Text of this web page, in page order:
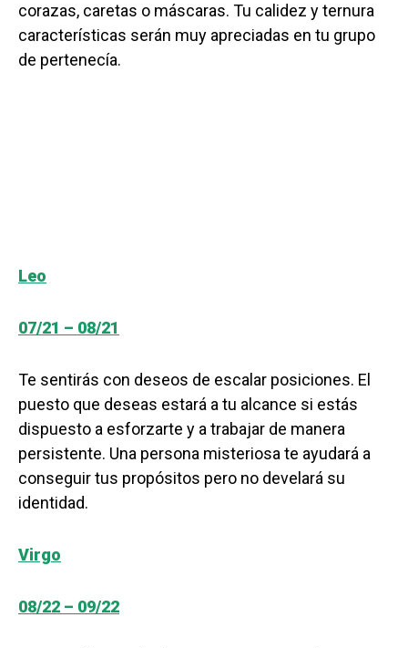
corazas, caretas o máscaras. Tu calidez y ternura
características serán muy apreciadas en tu grupo
de pertenecía.
Leo
07/21 – 08/21
Te sentirás con deseos de escalar posiciones. El
puesto que deseas estará a tu alcance si estás
dispuesto a esforzarte y a trabajar de manera
persistente. Una persona misteriosa te ayudará a
conseguir tus propósitos pero no develará su
identidad.
Virgo
08/22 – 09/22